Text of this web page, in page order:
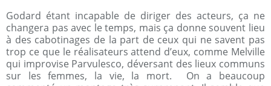
Godard étant incapable de diriger des acteurs, ça ne
changera pas avec le temps, mais ça donne souvent lieu
à des cabotinages de la part de ceux qui ne savent pas
trop ce que le réalisateurs attend d’eux, comme Melville
qui improvise Parvulesco, déversant des lieux communs
sur les femmes, la vie, la mort.
On a beaucoup